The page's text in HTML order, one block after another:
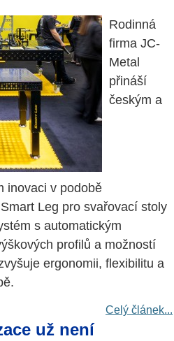
Rodinná
firma JC-
Metal
přináší
českým a
inovaci v podobě
Leg pro svařovací stoly
s automatickým
profilů a možností
ergonomii, flexibilitu a
Celý článek...
už není